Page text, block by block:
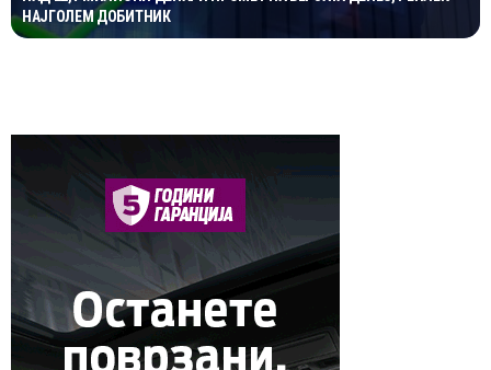
НАЈГОЛЕМ ДОБИТНИК